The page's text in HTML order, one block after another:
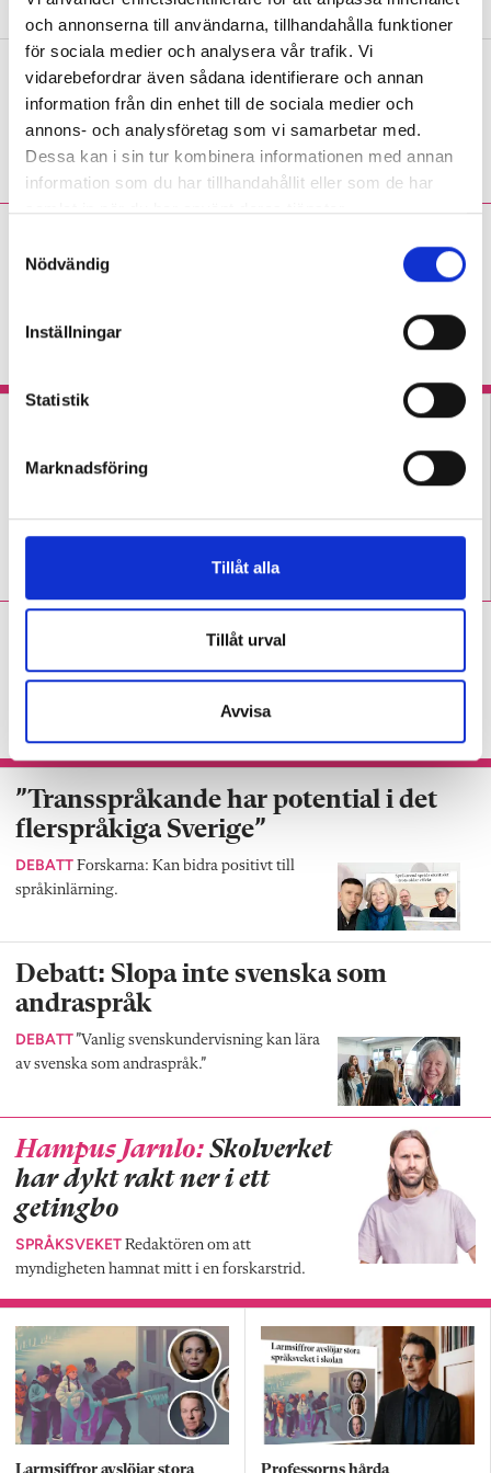
och annonserna till användarna, tillhandahålla funktioner
för sociala medier och analysera vår trafik. Vi
vidarebefordrar även sådana identifierare och annan
information från din enhet till de sociala medier och
annons- och analysföretag som vi samarbetar med.
Dessa kan i sin tur kombinera informationen med annan
information som du har tillhandahållit eller som de har
samlat in när du har använt deras tjänster.
k
Nödvändig
Inställningar
Statistik
Marknadsföring
Tillåt alla
Tillåt urval
Avvisa
Tre språklärare om diktamen
PANELEN”I engelska är den uppenbara
vinsten att de både lyssnar och antecknar.”
Tydliga delmål kan få
KRÖNIKASvenskläraren om hur han fick eleven
transspråkande pedagogik
Just nu vill
jag bara dö
rättningsdöden
”Transspråkande har potential i det
flerspråkiga Sverige”
DEBATT Forskarna: Kan bidra positivt till
språkinlärning.
Debatt: Slopa inte svenska som
andraspråk
DEBATT”Vanlig svenskundervisning kan lära
av svenska som andraspråk.”
Hampus Jarnlo: Skolverket
har dykt rakt ner i ett
getingbo
SPRÅKSVEKET Redaktören om att
myndigheten hamnat mitt i en forskarstrid.